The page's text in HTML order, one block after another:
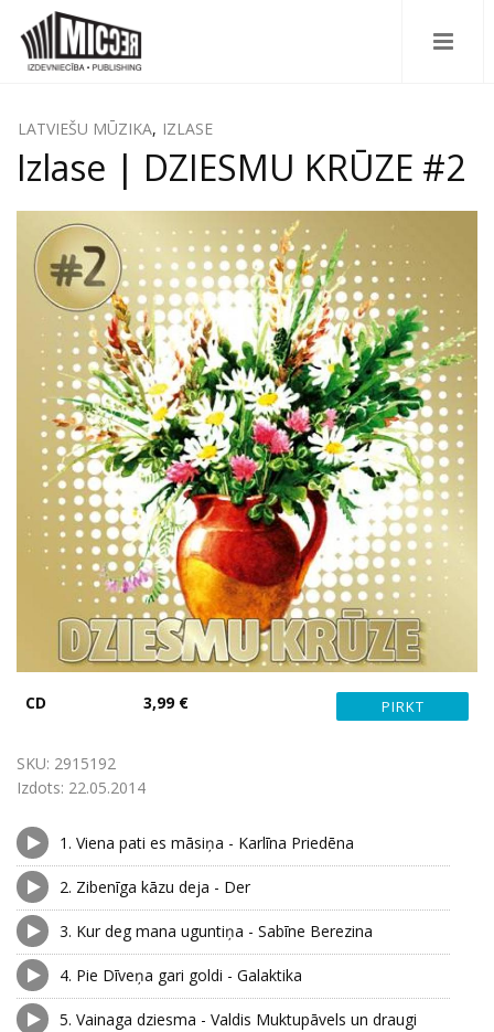
LATVIEŠU MŪZIKA, IZLASE
Izlase | DZIESMU KRŪZE #2
CD 3,99 €
SKU: 2915192
Izdots: 22.05.2014
1. Viena pati es māsiņa - Karlīna Priedēna
2. Zibenīga kāzu deja - Der
3. Kur deg mana uguntiņa - Sabīne Berezina
4. Pie Dīveņa gari goldi - Galaktika
5. Vainaga dziesma - Valdis Muktupāvels un draugi